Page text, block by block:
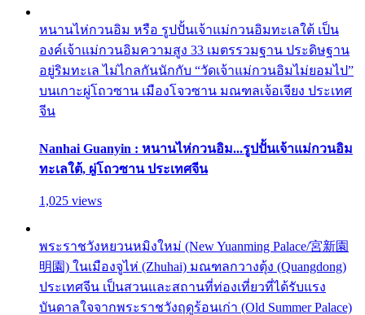
หนานไห่กวนอิม หรือ รูปปั้นเจ้าแม่กวนอิมทะเลใต้ เป็น
องค์เจ้าแม่กวนอิมความสูง 33 เมตรรวมฐาน ประดิษฐาน
อยู่ริมทะเล ไม่ไกลกันนักกับ “วัดเจ้าแม่กวนอิมไม่ยอมไป”
บนเกาะผู่โถวซาน เมืองโจวซาน มณฑลเจ้อเจียง ประเทศ
จีน
Nanhai Guanyin : หนานไห่กวนอิม...รูปปั้นเจ้าแม่กวนอิม
ทะเลใต้, ผู่โถวซาน ประเทศจีน
1,025 views
พระราชวังหยวนหมิงใหม่ (New Yuanming Palace/宮新園
明園) ในเมืองจูไห่ (Zhuhai) มณฑลกวางตุ้ง (Quangdong)
ประเทศจีน เป็นสวนและสถานที่ท่องเที่ยวที่ได้รับแรง
บันดาลใจจากพระราชวังฤดูร้อนเก่า (Old Summer Palace)